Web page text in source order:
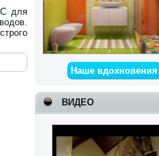
Наше вдохновения
ВИДЕО
для